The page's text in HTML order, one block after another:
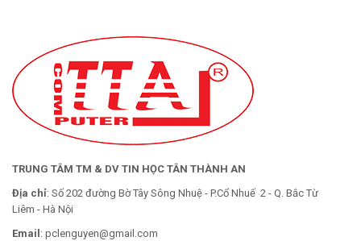
TRUNG TÂM TM & DV TIN HỌC TÂN THÀNH AN
Địa chỉ: Số 202 đường Bờ Tây Sông Nhuệ - P.Cổ Nhuế 2 - Q. Bắc Từ
Liêm - Hà Nội
Email : pclenguyen@gmail.com